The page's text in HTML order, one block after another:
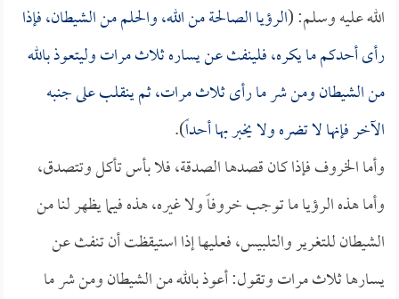
الله عليه وسلم: (الرؤيا الصالحة من الله، والحلم من الشيطان، فإذا
رأى أحدكم ما يكره، فلينفث عن يساره ثلاث مرات وليتعوذ بالله
من الشيطان ومن شر ما رأى ثلاث مرات، ثم ينقلب على جنبه
الآخر فإنها لا تضره ولا يخبر بها أحداً).
وأما الخروف فإذا كان قصدها الصدقة، فلا بأس تأكل وتتصدق،
وأما هذه الرؤيا ما توجب خروفاً ولا غيره، هذه فيما يظهر لنا من
الشيطان للتغرير والتلبيس، فعليها إذا استيقظت أن تنفث عن
يسارها ثلاث مرات وتقول: أعوذ بالله من الشيطان ومن شر ما